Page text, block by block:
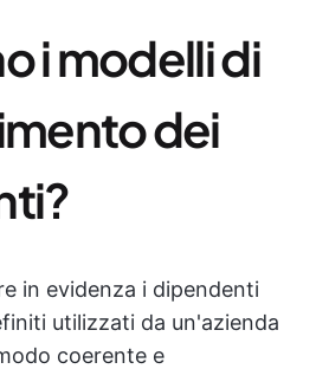
i modelli di
dei
in evidenza i dipendenti
utilizzati da un'azienda
coerente e